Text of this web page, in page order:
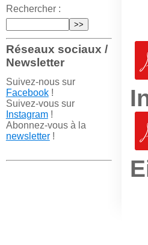
Rechercher :
Réseaux sociaux /
Newsletter
Suivez-nous sur
Facebook!
Suivez-vous sur
Instagram!
Abonnez-vous à la
newsletter!